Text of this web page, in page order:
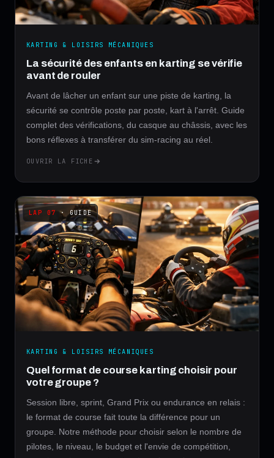
KARTING & LOISIRS MÉCANIQUES
La sécurité des enfants en karting se vérifie
avant de rouler
Avant de lâcher un enfant sur une piste de karting, la
sécurité se contrôle poste par poste, kart à l'arrêt. Guide
complet des vérifications, du casque au châssis, avec les
bons réflexes à transférer du sim-racing au réel.
OUVRIR LA FICHE
· GUIDE
KARTING & LOISIRS MÉCANIQUES
Quel format de course karting choisir pour
votre groupe ?
Session libre, sprint, Grand Prix ou endurance en relais :
le format de course fait toute la différence pour un
groupe. Notre méthode pour choisir selon le nombre de
pilotes, le niveau, le budget et l'envie de compétition,